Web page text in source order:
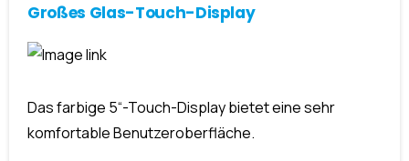
Großes Glas-Touch-Display
Das farbige 5“-Touch-Display bietet eine sehr
komfortable Benutzeroberfläche.